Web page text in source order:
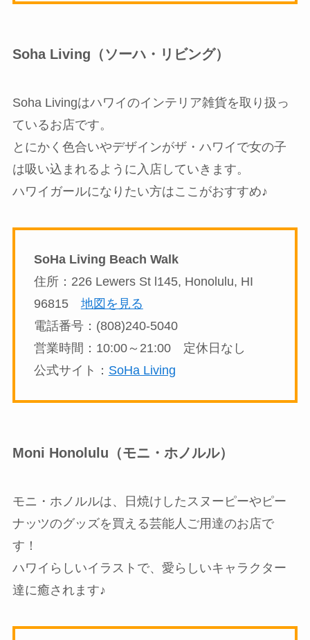
Soha Living（ソーハ・リビング）
Soha Livingはハワイのインテリア雑貨を取り扱っ
ているお店です。
とにかく色合いやデザインがザ・ハワイで女の子
は吸い込まれるように入店していきます。
ハワイガールになりたい方はここがおすすめ♪
SoHa Living Beach Walk
住所：226 Lewers St l145, Honolulu, HI
96815 地図を見る
電話番号：(808)240-5040
営業時間：10:00～21:00 定休日なし
公式サイト： SoHa Living
Moni Honolulu（モニ・ホノルル）
モニ・ホノルルは、日焼けしたスヌーピーやピー
ナッツのグッズを買える芸能人ご用達のお店で
す！
ハワイらしいイラストで、愛らしいキャラクター
達に癒されます♪